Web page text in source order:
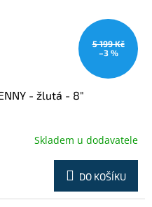
5 199 Kč
–3 %
- žlutá - 8"
Skladem u dodavatele
DO KOŠÍKU